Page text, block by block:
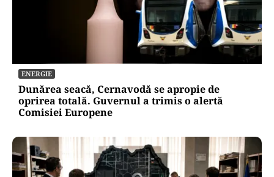
ENERGIE
Dunărea seacă, Cernavodă se apropie de
oprirea totală. Guvernul a trimis o alertă
Comisiei Europene